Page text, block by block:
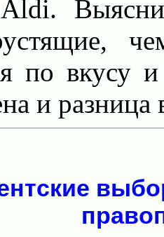
Aldi.
по вкусу
и разница